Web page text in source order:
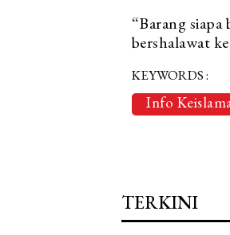
“Barang
bershalawat
KEYWORDS :
Info
TERKINI